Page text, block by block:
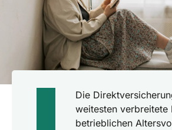
Die
weitesten verbreitete
betrieblichen